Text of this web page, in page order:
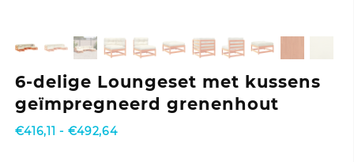
6-delige Loungeset met kussens
geïmpregneerd grenenhout
€416,11 - €492,64Prijsklasse: